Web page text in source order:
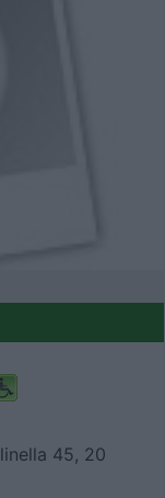
45, 20